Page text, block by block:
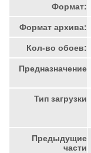
Формат:
Формат архива:
Кол-во обоев:
Предназначение
Тип загрузки
Предыдущие
части